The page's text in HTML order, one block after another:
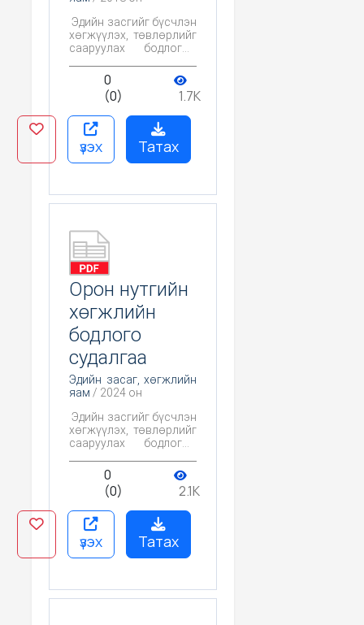
Эдийн засгийг бүсчлэн
хөгжүүлэх, төвлөрлийг
сааруулах бодлогын
0
(0)
1.7K
үзэх Татах
Орон нутгийн
хөгжлийн
бодлого
судалгаа
Эдийн засаг, хөгжлийн
яам / 2024 он
Эдийн засгийг бүсчлэн
хөгжүүлэх, төвлөрлийг
сааруулах бодлогын
0
(0)
2.1K
үзэх Татах